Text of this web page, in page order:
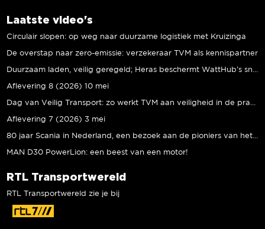
Laatste video's
Circulair slopen: op weg naar duurzame logistiek met Kruizinga
De overstap naar zero-emissie: verzekeraar TVM als kennispartner
Duurzaam laden, veilig geregeld; Heras beschermt WattHub’s snellaadplein
Aflevering 8 (2026) 10 mei
Dag van Veilig Transport: zo werkt TVM aan veiligheid in de praktijk
Aflevering 7 (2026) 3 mei
80 jaar Scania in Nederland, een bezoek aan de pioniers van het eerste uur
MAN D30 PowerLion: een beest van een motor!
RTL Transportwereld
RTL Transportwereld zie je bij